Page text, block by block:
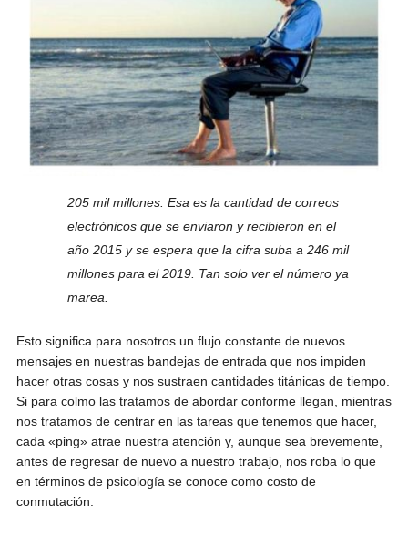
205 mil millones. Esa es la cantidad de correos
electrónicos que se enviaron y recibieron en el
año 2015 y se espera que la cifra suba a 246 mil
millones para el 2019. Tan solo ver el número ya
marea.
Esto significa para nosotros un flujo constante de nuevos
mensajes en nuestras bandejas de entrada que nos impiden
hacer otras cosas y nos sustraen cantidades titánicas de tiempo.
Si para colmo las tratamos de abordar conforme llegan, mientras
nos tratamos de centrar en las tareas que tenemos que hacer,
cada «ping» atrae nuestra atención y, aunque sea brevemente,
antes de regresar de nuevo a nuestro trabajo, nos roba lo que
en términos de psicología se conoce como costo de
conmutación.